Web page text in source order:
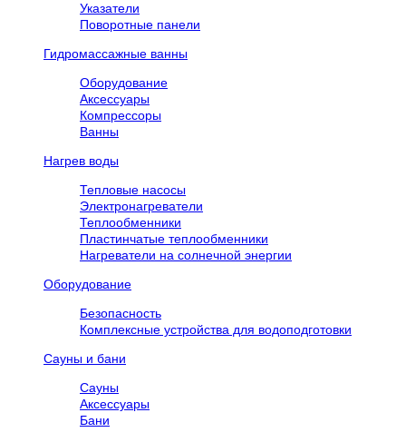
Указатели
Поворотные панели
Гидромассажные ванны
Оборудование
Аксессуары
Компрессоры
Ванны
Нагрев воды
Тепловые насосы
Электронагреватели
Теплообменники
Пластинчатые теплообменники
Нагреватели на солнечной энергии
Оборудование
Безопасность
Комплексные устройства для водоподготовки
Сауны и бани
Сауны
Аксессуары
Бани